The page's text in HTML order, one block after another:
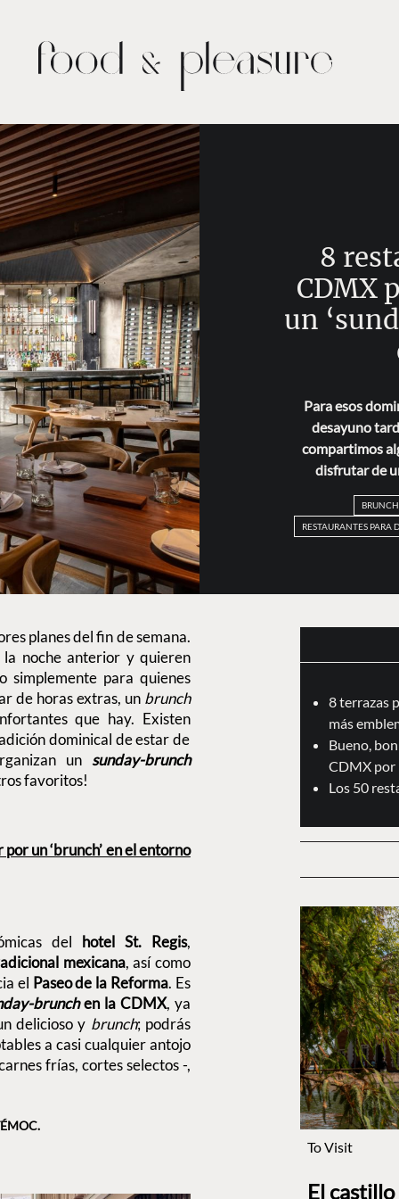
8
CDMX
un
Para esos
desayuno
compartimos
disfrutar de
RESTAURANTES PARA
planes del fin de semana.
la noche anterior y quieren
simplemente para quienes
de horas extras, un brunch
que hay. Existen
dominical de estar de
un sunday-brunch
favoritos!
un ‘brunch’ en el entorno
del hotel St. Regis,
mexicana, así como
el Paseo de la Reforma. Es
brunchen la CDMX, ya
delicioso y brunch; podrás
a casi cualquier antojo
frías, cortes selectos -,
8 terrazas
más
Bueno,
CDMX por
Los 50
To Visit
El